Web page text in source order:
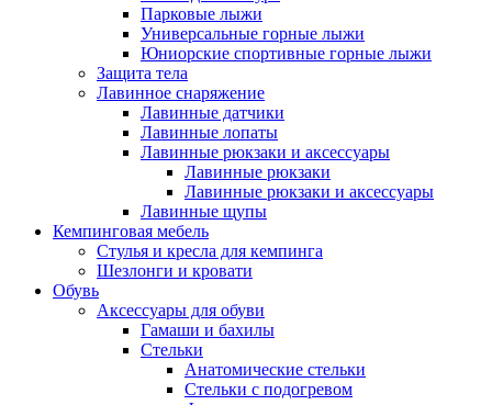
Парковые лыжи
Универсальные горные лыжи
Юниорские спортивные горные лыжи
Защита тела
Лавинное снаряжение
Лавинные датчики
Лавинные лопаты
Лавинные рюкзаки и аксессуары
Лавинные рюкзаки
Лавинные рюкзаки и аксессуары
Лавинные щупы
Кемпинговая мебель
Стулья и кресла для кемпинга
Шезлонги и кровати
Обувь
Аксессуары для обуви
Гамаши и бахилы
Стельки
Анатомические стельки
Стельки с подогревом